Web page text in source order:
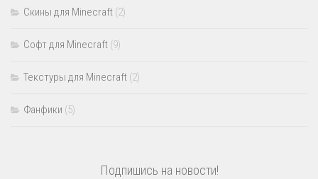
Скины для Minecraft (2)
Софт для Minecraft (9)
Текстуры для Minecraft (2)
Фанфики (5)
Подпишись на новости!